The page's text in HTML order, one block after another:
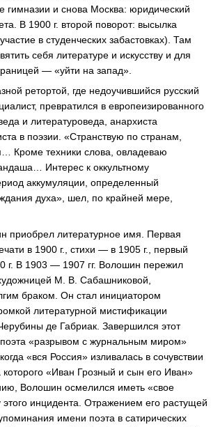
гимназии и снова Москва: юридический
В 1900 г. второй поворот: высылка
в студенческих забастовках). Там
себя литературе и искусству и для
— «уйти на запад».
ретортой, где недоучившийся русский
превратился в европеизированного
и литературоведа, анархиста
в поэзии. «Странствую по странам,
Кроме техники слова, овладеваю
Интерес к оккультному
аккумуляции, определенный
духа», шел, по крайней мере,
приобрел литературное имя. Первая
в 1900 г., стихи — в 1905 г., первый
г. В 1903 — 1907 гг. Волошин пережил
М. В. Сабашниковой
браком. Он стал инициатором
литературной мистификации
де Габриак. Завершился этот
«разрывом с журнальным миром»
«вся Россия» изливалась в сочувствии
которого «Иван Грозный и сын его Иван»
Волошин осмелился иметь «свое
инцидента. Отражением его растущей
имени поэта в сатирических